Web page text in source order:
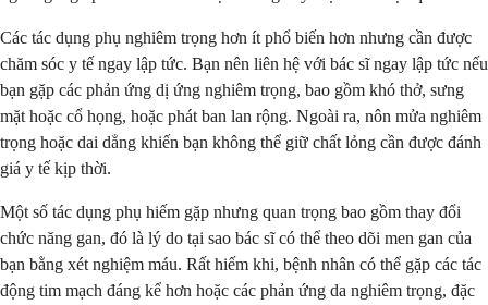
Các tác dụng phụ nghiêm trọng hơn ít phổ biến hơn nhưng cần được
chăm sóc y tế ngay lập tức. Bạn nên liên hệ với bác sĩ ngay lập tức nếu
bạn gặp các phản ứng dị ứng nghiêm trọng, bao gồm khó thở, sưng
mặt hoặc cổ họng, hoặc phát ban lan rộng. Ngoài ra, nôn mửa nghiêm
trọng hoặc dai dẳng khiến bạn không thể giữ chất lỏng cần được đánh
giá y tế kịp thời.
Một số tác dụng phụ hiếm gặp nhưng quan trọng bao gồm thay đổi
chức năng gan, đó là lý do tại sao bác sĩ có thể theo dõi men gan của
bạn bằng xét nghiệm máu. Rất hiếm khi, bệnh nhân có thể gặp các tác
động tim mạch đáng kể hơn hoặc các phản ứng da nghiêm trọng, đặc